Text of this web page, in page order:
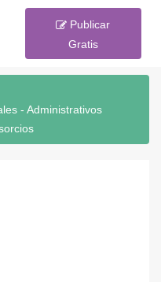
Publicar
Gratis
- Administrativos